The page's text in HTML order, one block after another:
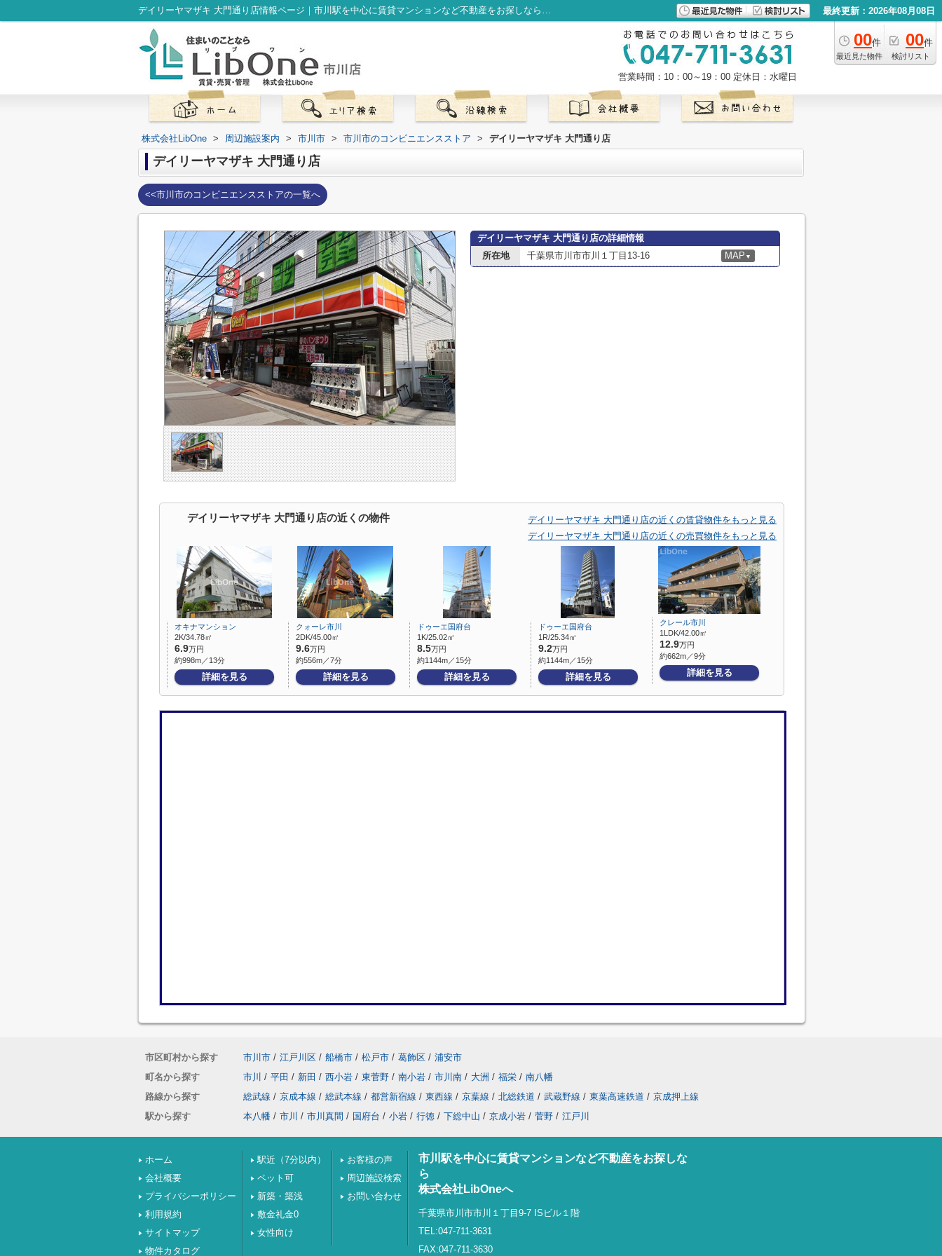
デイリーヤマザキ 大門通り店情報ページ｜市川駅を中心に賃貸マンションなど不動産をお探しなら株式会社LibOneへ 最終更新：2026年08月08日
00件
最近見た物件
00件
検討リスト
営業時間：10：00～19：00 定休日：水曜日
株式会社LibOne > 周辺施設案内 > 市川市 > 市川市のコンビニエンスストア > デイリーヤマザキ 大門通り店
デイリーヤマザキ 大門通り店
<<市川市のコンビニエンスストアの一覧へ
デイリーヤマザキ 大門通り店の詳細情報
所在地
千葉県市川市市川１丁目13-16 MAP ▼
デイリーヤマザキ 大門通り店の近くの物件
デイリーヤマザキ 大門通り店の近くの賃貸物件をもっと見る
デイリーヤマザキ 大門通り店の近くの売買物件をもっと見る
オキナマンション
2K/34.78㎡
6.9万円
約998m／13分
詳細を見る
クォーレ市川
2DK/45.00㎡
9.6万円
約556m／7分
詳細を見る
ドゥーエ国府台
1K/25.02㎡
8.5万円
約1144m／15分
詳細を見る
ドゥーエ国府台
1R/25.34㎡
9.2万円
約1144m／15分
詳細を見る
クレール市川
1LDK/42.00㎡
12.9万円
約662m／9分
詳細を見る
市区町村から探す 市川市 / 江戸川区 / 船橋市 / 松戸市 / 葛飾区 / 浦安市
町名から探す
市川 / 平田 / 新田 / 西小岩 / 東菅野 / 南小岩 / 市川南 / 大洲 / 福栄 / 南八幡
路線から探す
総武線 / 京成本線 / 総武本線 / 都営新宿線 / 東西線 / 京葉線 / 北総鉄道 / 武蔵野線 / 東葉高速鉄道 / 京成押上線
駅から探す
本八幡 / 市川 / 市川真間 / 国府台 / 小岩 / 行徳 / 下総中山 / 京成小岩 / 菅野 / 江戸川
ホーム
会社概要
プライバシーポリシー
利用規約
サイトマップ
物件カタログ
駅近（7分以内）
ペット可
新築・築浅
敷金礼金0
女性向け
お客様の声
周辺施設検索
お問い合わせ
市川駅を中心に賃貸マンションなど不動産をお探しな
ら
株式会社LibOneへ
千葉県市川市市川１丁目9-7 ISビル１階
TEL:047-711-3631
FAX:047-711-3630